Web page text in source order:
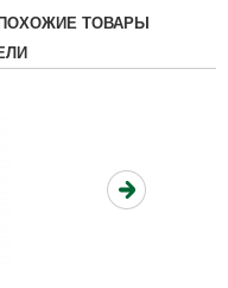
ПОХОЖИЕ ТОВАРЫ